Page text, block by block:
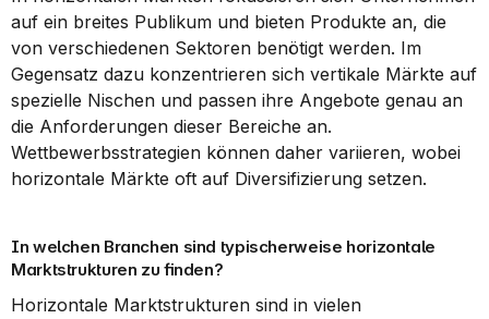
auf ein breites Publikum und bieten Produkte an, die
von verschiedenen Sektoren benötigt werden. Im
Gegensatz dazu konzentrieren sich vertikale Märkte auf
spezielle Nischen und passen ihre Angebote genau an
die Anforderungen dieser Bereiche an.
Wettbewerbsstrategien können daher variieren, wobei
horizontale Märkte oft auf Diversifizierung setzen.
In welchen Branchen sind typischerweise horizontale
Marktstrukturen zu finden?
Horizontale Marktstrukturen sind in vielen